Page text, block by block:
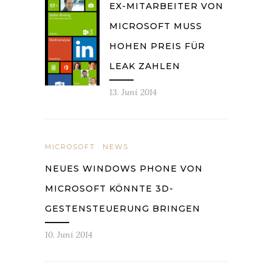
EX-MITARBEITER VON
MICROSOFT MUSS
HOHEN PREIS FÜR
LEAK ZAHLEN
13. Juni 2014
MICROSOFT NEWS
NEUES WINDOWS PHONE VON
MICROSOFT KÖNNTE 3D-
GESTENSTEUERUNG BRINGEN
10. Juni 2014